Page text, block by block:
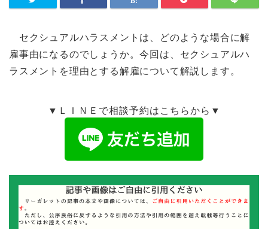
セクシュアルハラスメントは、どのような場合に解
雇事由になるのでしょうか。今回は、セクシュアルハ
ラスメントを理由とする解雇について解説します。
▼ＬＩＮＥで相談予約はこちらから▼